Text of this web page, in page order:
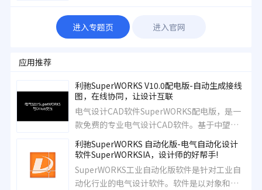
进入专题页 进入官网
应用推荐
利驰SuperWORKS V10.0配电版-自动生成接线
图，在线协同，让设计互联
电气设计CAD软件SuperWORKS配电版，是一
款免费的专业电气设计CAD软件。基于中望
ZWCAD2023,自动生成接线图，在线协同，让
设计互联，帮助电气设计工程师轻松进行系 统
图、电气原理图设计，生成BOM表、端子表、
电缆出线等专业图纸。
利驰SuperWORKS 自动化版-电气自动化设计
软件SuperWORKSIA，设计师的好帮手!
SuperWORKS工业自动化版软件是针对工业自
动化行业的电气设计软件。软件是以对象和数